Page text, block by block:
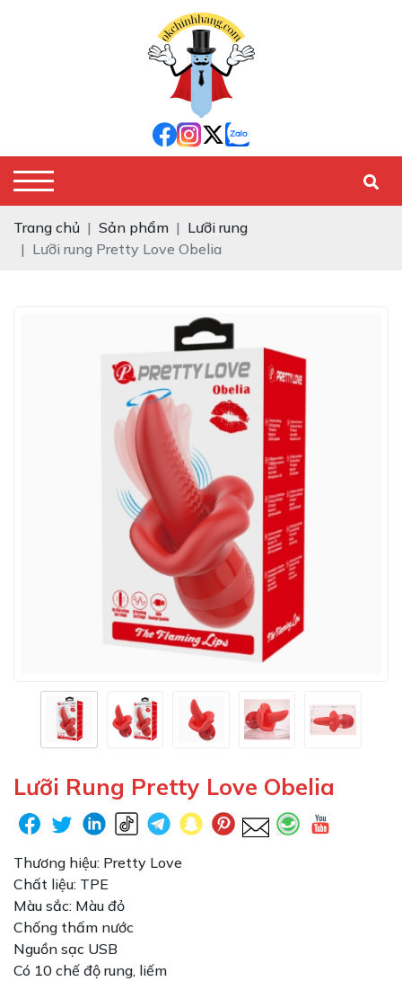
Trang chủ Sản phẩm
Lưỡi rung
Lưỡi rung Pretty Love Obelia
Lưỡi Rung Pretty Love Obelia
Thương hiệu: Pretty Love
Chất liệu: TPE
Màu sắc: Màu đỏ
Chống thấm nước
Nguồn sạc USB
Có 10 chế độ rung, liếm